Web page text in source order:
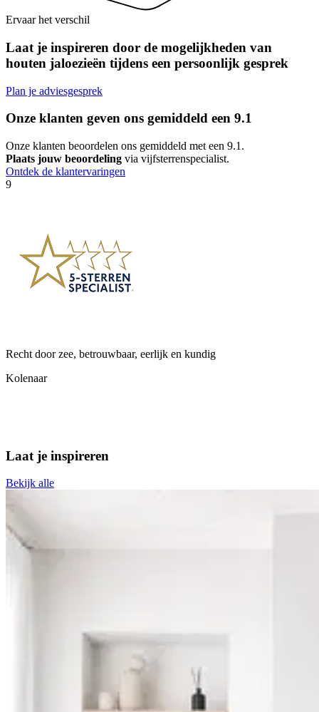
Ervaar het verschil
Laat je inspireren door de mogelijkheden van
houten jaloezieën tijdens een persoonlijk gesprek
Plan je adviesgesprek
Onze klanten geven ons gemiddeld een 9.1
Onze klanten beoordelen ons gemiddeld met een 9.1.
Plaats jouw beoordeling via vijfsterrenspecialist.
Ontdek de klantervaringen
9
Recht door zee, betrouwbaar, eerlijk en kundig
Kolenaar
Laat je inspireren
Bekijk alle